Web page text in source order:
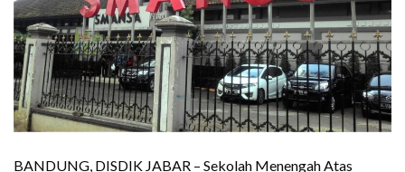
BANDUNG, DISDIK JABAR – Sekolah Menengah Atas